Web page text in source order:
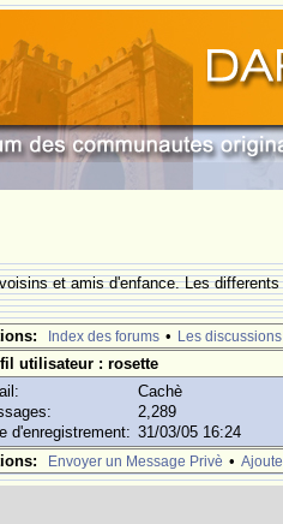
et amis d'enfance. Les
Index des forums • Les discussions
utilisateur : rosette
Cachè
2,289
d'enregistrement: 31/03/05 16:24
Envoyer un Message Privè •